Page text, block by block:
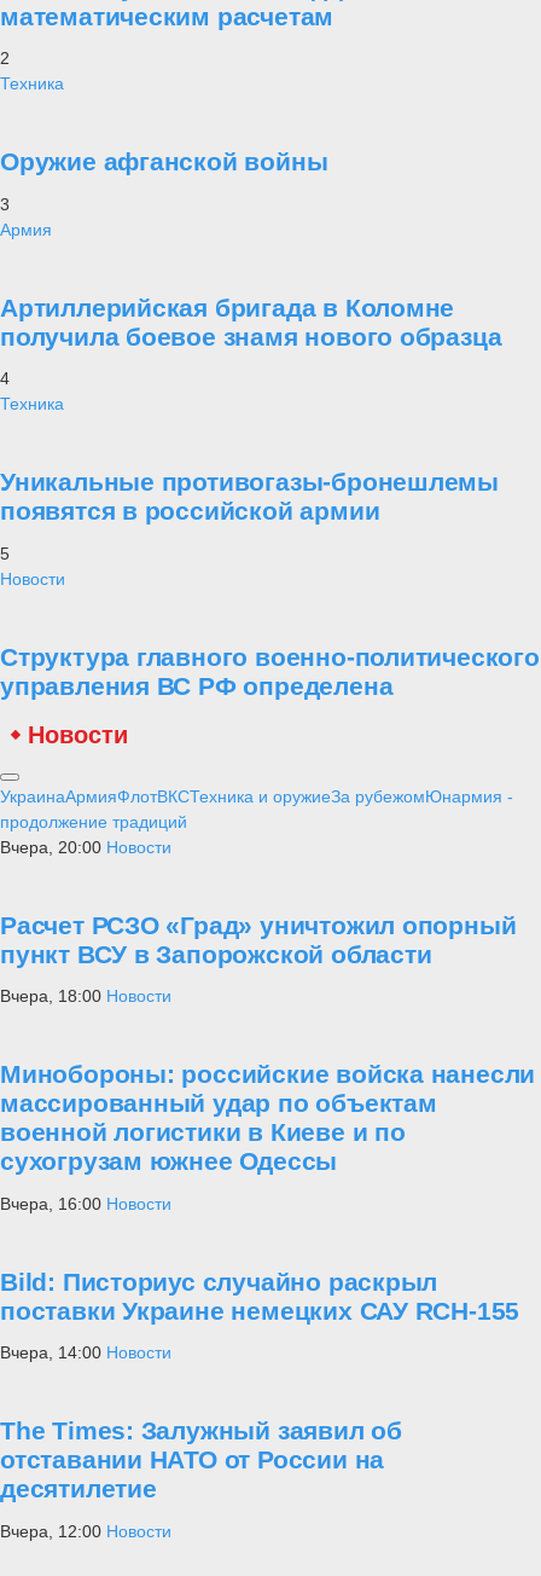
математическим расчетам
2
Техника
Оружие афганской войны
3
Армия
Артиллерийская бригада в Коломне
получила боевое знамя нового образца
4
Техника
Уникальные противогазы-бронешлемы
появятся в российской армии
5
Новости
Структура главного военно-политического
управления ВС РФ определена
Новости
УкраинаАрмияФлотВКСТехника и оружиеЗа рубежомЮнармия -
продолжение традиций
Вчера, 20:00 Новости
Расчет РСЗО «Град» уничтожил опорный
пункт ВСУ в Запорожской области
Вчера, 18:00 Новости
Минобороны: российские войска нанесли
массированный удар по объектам
военной логистики в Киеве и по
сухогрузам южнее Одессы
Вчера, 16:00 Новости
Bild: Писториус случайно раскрыл
поставки Украине немецких САУ RCH-155
Вчера, 14:00 Новости
The Times: Залужный заявил об
отставании НАТО от России на
десятилетие
Вчера, 12:00 Новости